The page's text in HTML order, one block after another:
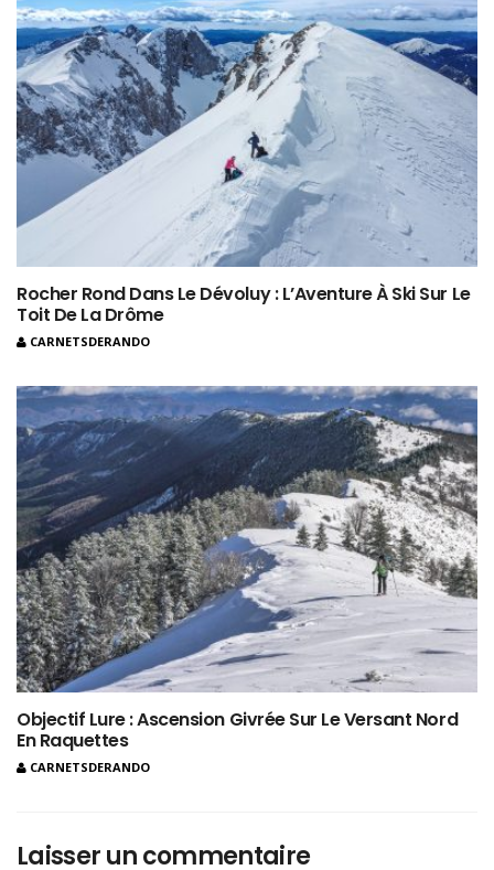
Rocher Rond Dans Le Dévoluy : L’Aventure À Ski Sur Le
Toit De La Drôme
CARNETSDERANDO
Objectif Lure : Ascension Givrée Sur Le Versant Nord
En Raquettes
CARNETSDERANDO
Laisser un commentaire